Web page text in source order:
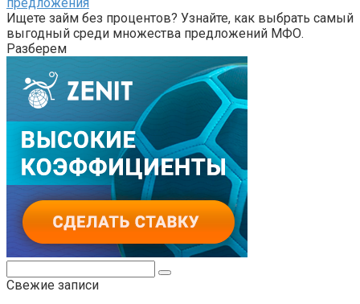
Ищете займ без процентов? Узнайте, как выбрать самый
выгодный среди множества предложений МФО.
Разберем
Свежие записи